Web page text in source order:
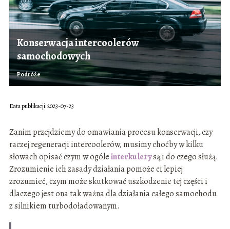
Konserwacja intercoolerów
samochodowych
Podróże
Data publikacji: 2023-07-23
Zanim przejdziemy do omawiania procesu konserwacji, czy
raczej regeneracji intercoolerów, musimy choćby w kilku
słowach opisać czym w ogóleinterkulerysą i do czego służą.
Zrozumienie ich zasady działania pomoże ci lepiej
zrozumieć, czym może skutkować uszkodzenie tej części i
dlaczego jest ona tak ważna dla działania całego samochodu
z silnikiem turbodoładowanym.